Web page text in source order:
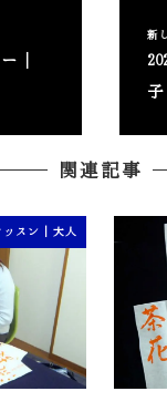
｜
新
子
関連記事
ッスン｜大人